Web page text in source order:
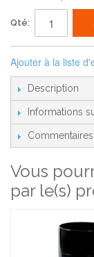
Qté:
Ajouter à la liste
Description
Informations
Vous
par le(s)